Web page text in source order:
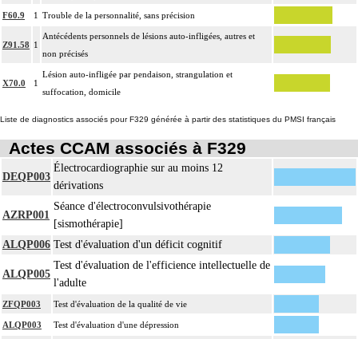
F60.9 1 Trouble de la personnalité, sans précision
Z91.58 1
Antécédents personnels de lésions auto-infligées, autres et
non précisés
X70.0 1
Lésion auto-infligée par pendaison, strangulation et
suffocation, domicile
Liste de diagnostics associés pour F329 générée à partir des statistiques du PMSI français
Actes CCAM associés à F329
DEQP003
Électrocardiographie sur au moins 12
dérivations
AZRP001
Séance d'électroconvulsivothérapie
[sismothérapie]
ALQP006 Test d'évaluation d'un déficit cognitif
ALQP005
Test d'évaluation de l'efficience intellectuelle de
l'adulte
ZFQP003 Test d'évaluation de la qualité de vie
ALQP003 Test d'évaluation d'une dépression